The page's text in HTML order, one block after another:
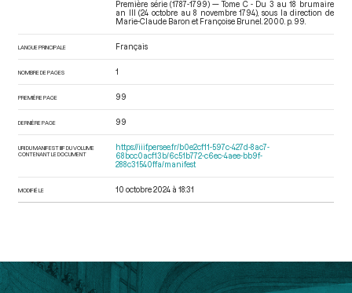
Première série (1787-1799) — Tome C - Du 3 au 18 brumaire
an III (24 octobre au 8 novembre 1794) , sous la direction de
Marie-Claude Baron et Françoise Brunel. 2000. p. 99.
LANGUE PRINCIPALE Français
NOMBRE DE PAGES 1
PREMIÈRE PAGE 99
DERNIÈRE PAGE 99
URI DU MANIFEST IIIF DU VOLUME
CONTENANT LE DOCUMENT
https://iiif.persee.fr/b0e2cf11-597c-427d-8ac7-
68bcc0acf13b/6c51b772-c6ec-4aee-bb9f-
288c31540ffa/manifest
MODIFIÉ LE 10 octobre 2024 à 18:31